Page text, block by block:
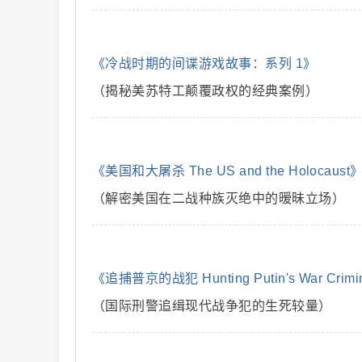
《冷战时期的间谍游戏故事：系列 1》
（揭秘美苏特工颠覆政权的经典案例）
《美国和大屠杀 The US and the Holocaust》
（解密美国在二战种族灭绝中的暧昧立场）
《追捕普京的战犯 Hunting Putin's War
（国际刑警追缉现代战争犯的生死较量）